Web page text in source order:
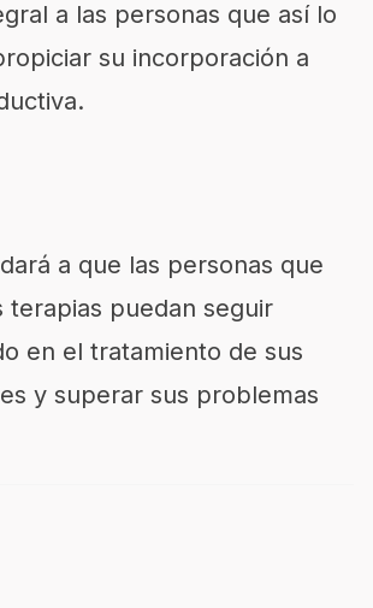
a las personas que así lo
su incorporación a
a que las personas que
terapias puedan seguir
en el tratamiento de sus
y superar sus problemas